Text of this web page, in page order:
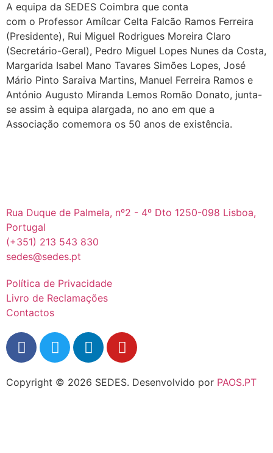
A equipa da SEDES Coimbra que conta
com o Professor Amílcar Celta Falcão Ramos Ferreira
(Presidente), Rui Miguel Rodrigues Moreira Claro
(Secretário-Geral), Pedro Miguel Lopes Nunes da Costa,
Margarida Isabel Mano Tavares Simões Lopes, José
Mário Pinto Saraiva Martins, Manuel Ferreira Ramos e
António Augusto Miranda Lemos Romão Donato, junta-
se assim à equipa alargada, no ano em que a
Associação comemora os 50 anos de existência.
Rua Duque de Palmela, nº2 - 4º Dto 1250-098 Lisboa,
Portugal
(+351) 213 543 830
sedes@sedes.pt
Política de Privacidade
Livro de Reclamações
Contactos
Copyright © 2026 SEDES. Desenvolvido por PAOS.PT